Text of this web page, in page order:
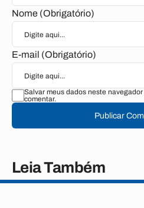
Nome (Obrigatório)
E-mail (Obrigatório)
Salvar meus dados neste
comentar.
Publicar
Leia Também